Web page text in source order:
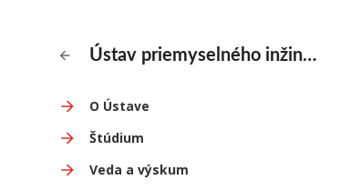
Ústav priemyselného inžinierstva a manažmentu
O Ústave
Štúdium
Veda a výskum